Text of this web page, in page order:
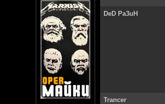
DeD Pa3uH
Trancer